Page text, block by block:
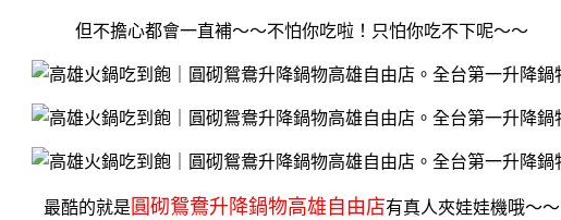
但不擔心都會一直補～～不怕你吃啦！只怕你吃不下呢～～
最酷的就是 圓砌鴛鴦升降鍋物高雄自由店有真人夾娃娃機哦～～